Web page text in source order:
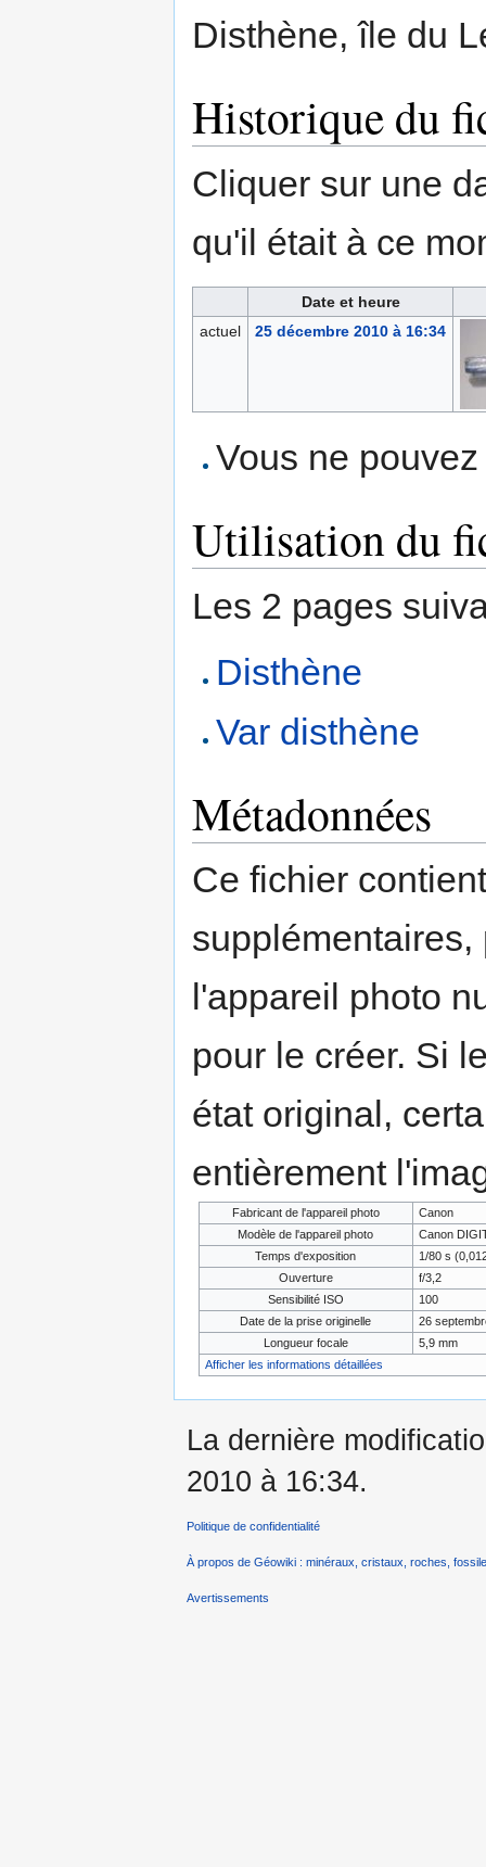
Disthène, île du
Historique du
Cliquer sur une
qu'il était à ce
Date et heure
actuel
25 décembre 2010 à 16:34
Vous ne
Utilisation du
Les 2 pages
Disthène
Var disthène
Métadonnées
Ce fichier
l'appareil photo
pour le créer. Si
état original,
entièrement
Fabricant de l'appareil photo
Canon
Modèle de l'appareil photo
Canon
Temps d'exposition
1/80 s
Ouverture
f/3,2
Sensibilité ISO
100
Date de la prise originelle
26
Longueur focale
5,9 mm
Afficher les informations détaillées
La dernière
2010 à 16:34.
Politique de confidentialité
À propos de Géowiki : minéraux, cristaux, roches,
Avertissements